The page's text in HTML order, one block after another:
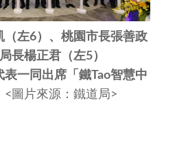
（左6 ）、桃園市長張善政
長楊正君（左5 ）
表一同出席「鐵 Tao智慧中
<圖片來源：鐵道局>